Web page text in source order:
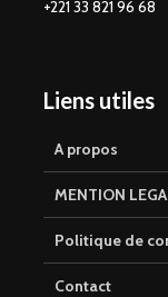
+221 33 821 96 68
Liens utiles
A propos
MENTION
Politique de
Contact